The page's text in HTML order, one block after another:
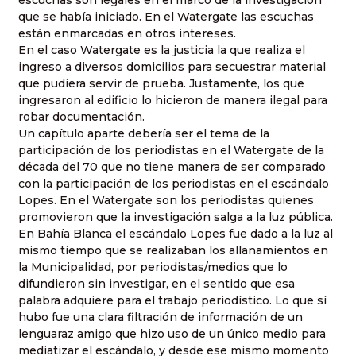
que se había iniciado. En el Watergate las escuchas
están enmarcadas en otros intereses.
En el caso Watergate es la justicia la que realiza el
ingreso a diversos domicilios para secuestrar material
que pudiera servir de prueba. Justamente, los que
ingresaron al edificio lo hicieron de manera ilegal para
robar documentación.
Un capítulo aparte debería ser el tema de la
participación de los periodistas en el Watergate de la
década del 70 que no tiene manera de ser comparado
con la participación de los periodistas en el escándalo
Lopes. En el Watergate son los periodistas quienes
promovieron que la investigación salga a la luz pública.
En Bahía Blanca el escándalo Lopes fue dado a la luz al
mismo tiempo que se realizaban los allanamientos en
la Municipalidad, por periodistas/medios que lo
difundieron sin investigar, en el sentido que esa
palabra adquiere para el trabajo periodístico. Lo que sí
hubo fue una clara filtración de información de un
lenguaraz amigo que hizo uso de un único medio para
mediatizar el escándalo, y desde ese mismo momento